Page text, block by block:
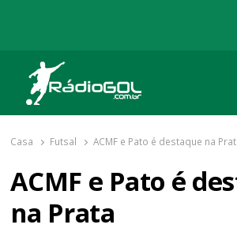
Rádio Gol
Há mais de 20 anos com as melhores
Casa Futsal ACMF e Pato é destaque na
ACMF e Pato é
na Prata